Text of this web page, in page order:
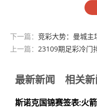
下一篇： 竞彩大势：曼城主
上一篇： 23109期足彩冷门
最新新闻 相关新
斯诺克国锦赛签表:火